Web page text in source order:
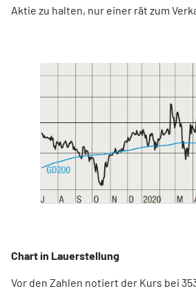
Aktie zu halten, nur einer rät zum
Chart in Lauerstellung
Vor den Zahlen notiert der Kurs bei